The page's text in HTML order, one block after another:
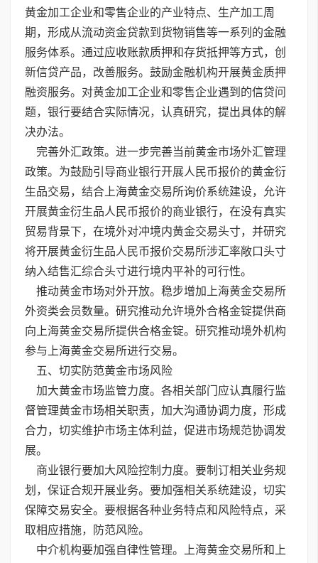
黄金加工企业和零售企业的产业特点、生产加工周
期，形成从流动资金贷款到货物销售等一系列的金融
服务体系。通过应收账款质押和存货抵押等方式，创
新信贷产品，改善服务。鼓励金融机构开展黄金质押
融资服务。对黄金加工企业和零售企业遇到的信贷问
题，银行要结合实际情况，认真研究，提出具体的解
决办法。
完善外汇政策。进一步完善当前黄金市场外汇管理
政策。为鼓励引导商业银行开展人民币报价的黄金衍
生品交易，结合上海黄金交易所询价系统建设，允许
开展黄金衍生品人民币报价的商业银行，在没有真实
贸易背景下，在境外对冲境内黄金交易头寸，并研究
将开展黄金衍生品人民币报价交易所涉汇率敞口头寸
纳入结售汇综合头寸进行境内平补的可行性。
推动黄金市场对外开放。稳步增加上海黄金交易所
外资类会员数量。研究推动允许境外合格金锭提供商
向上海黄金交易所提供合格金锭。研究推动境外机构
参与上海黄金交易所进行交易。
五、切实防范黄金市场风险
加大黄金市场监管力度。各相关部门应认真履行监
督管理黄金市场相关职责，加大沟通协调力度，形成
合力，切实维护市场主体利益，促进市场规范协调发
展。
商业银行要加大风险控制力度。要制订相关业务规
划，保证合规开展业务。要加强相关系统建设，切实
保障交易安全。要根据各种业务特点和风险特点，采
取相应措施，防范风险。
中介机构要加强自律性管理。上海黄金交易所和上